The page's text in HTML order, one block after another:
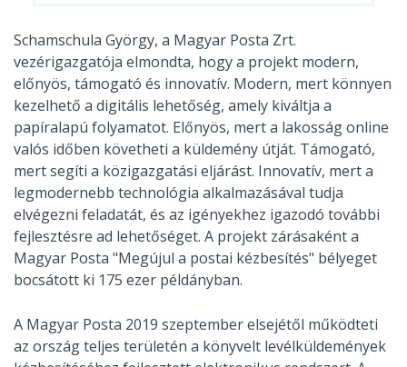
Schamschula György, a Magyar Posta Zrt.
vezérigazgatója elmondta, hogy a projekt modern,
előnyös, támogató és innovatív. Modern, mert könnyen
kezelhető a digitális lehetőség, amely kiváltja a
papíralapú folyamatot. Előnyös, mert a lakosság online
valós időben követheti a küldemény útját. Támogató,
mert segíti a közigazgatási eljárást. Innovatív, mert a
legmodernebb technológia alkalmazásával tudja
elvégezni feladatát, és az igényekhez igazodó további
fejlesztésre ad lehetőséget. A projekt zárásaként a
Magyar Posta "Megújul a postai kézbesítés" bélyeget
bocsátott ki 175 ezer példányban.
A Magyar Posta 2019 szeptember elsejétől működteti
az ország teljes területén a könyvelt levélküldemények